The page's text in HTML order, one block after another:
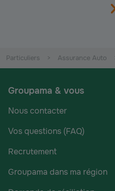
Particuliers Assurance Auto
Groupama & vous
Nous contacter
Vos questions (FAQ)
Recrutement
Groupama dans ma région